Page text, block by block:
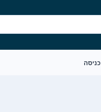
כניסה